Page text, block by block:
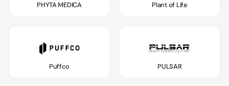
PHYTA MEDICA Plant of Life
Puffco PULSAR